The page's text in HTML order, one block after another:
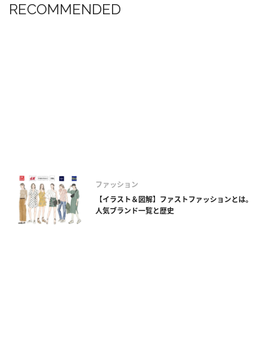
RECOMMENDED
ファッション
【イラスト＆図解】ファストファッションとは。
人気ブランド一覧と歴史